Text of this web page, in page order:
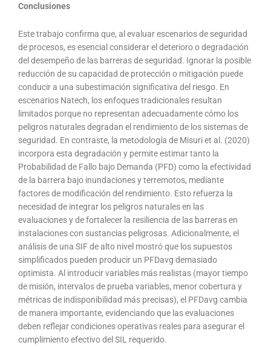
Conclusiones
Este trabajo confirma que, al evaluar escenarios de seguridad
de procesos, es esencial considerar el deterioro o degradación
del desempeño de las barreras de seguridad. Ignorar la posible
reducción de su capacidad de protección o mitigación puede
conducir a una subestimación significativa del riesgo. En
escenarios Natech, los enfoques tradicionales resultan
limitados porque no representan adecuadamente cómo los
peligros naturales degradan el rendimiento de los sistemas de
seguridad. En contraste, la metodología de Misuri et al. (2020)
incorpora esta degradación y permite estimar tanto la
Probabilidad de Fallo bajo Demanda (PFD) como la efectividad
de la barrera bajo inundaciones y terremotos, mediante
factores de modificación del rendimiento. Esto refuerza la
necesidad de integrar los peligros naturales en las
evaluaciones y de fortalecer la resiliencia de las barreras en
instalaciones con sustancias peligrosas. Adicionalmente, el
análisis de una SIF de alto nivel mostró que los supuestos
simplificados pueden producir un PFDavg demasiado
optimista. Al introducir variables más realistas (mayor tiempo
de misión, intervalos de prueba variables, menor cobertura y
métricas de indisponibilidad más precisas), el PFDavg cambia
de manera importante, evidenciando que las evaluaciones
deben reflejar condiciones operativas reales para asegurar el
cumplimiento efectivo del SIL requerido.